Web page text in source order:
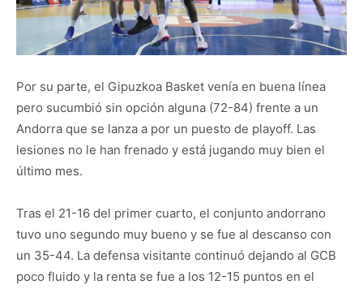
Por su parte, el Gipuzkoa Basket venía en buena línea
pero sucumbió sin opción alguna (72-84) frente a un
Andorra que se lanza a por un puesto de playoff. Las
lesiones no le han frenado y está jugando muy bien el
último mes.
Tras el 21-16 del primer cuarto, el conjunto andorrano
tuvo uno segundo muy bueno y se fue al descanso con
un 35-44. La defensa visitante continuó dejando al GCB
poco fluido y la renta se fue a los 12-15 puntos en el